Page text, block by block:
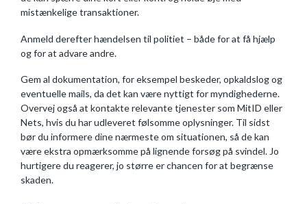
mistænkelige transaktioner.
Anmeld derefter hændelsen til politiet – både for at få hjælp
og for at advare andre.
Gem al dokumentation, for eksempel beskeder, opkaldslog og
eventuelle mails, da det kan være nyttigt for myndighederne.
Overvej også at kontakte relevante tjenester som MitID eller
Nets, hvis du har udleveret følsomme oplysninger. Til sidst
bør du informere dine nærmeste om situationen, så de kan
være ekstra opmærksomme på lignende forsøg på svindel. Jo
hurtigere du reagerer, jo større er chancen for at begrænse
skaden.